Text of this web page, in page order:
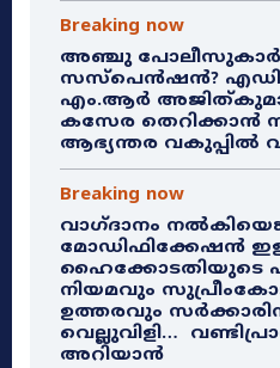
Breaking now
അഞ്ചു
സസ്‌പെൻഷൻ?
എം.ആർ
കസേര തെറിക്കാൻ
ആഭ്യന്തര വകുപ്പിൽ
Breaking now
വാഗ്ദാനം
മോഡിഫിക്കേഷൻ
ഹൈക്കോടതിയുടെ
നിയമവും
ഉത്തരവും
വെല്ലുവിളി…
അറിയാൻ